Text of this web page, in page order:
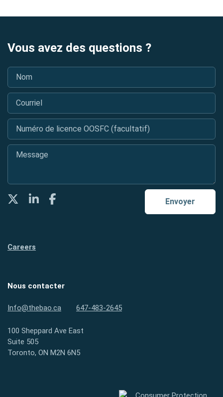
Vous avez des questions ?
Nom
Courriel
Numéro de licence OOSFC (facultatif)
Message
Envoyer
TwitterLinkedInFacebook
Careers
Nous contacter
Info@thebao.ca 647-483-2645
100 Sheppard Ave East
Suite 505
Toronto, ON M2N 6N5